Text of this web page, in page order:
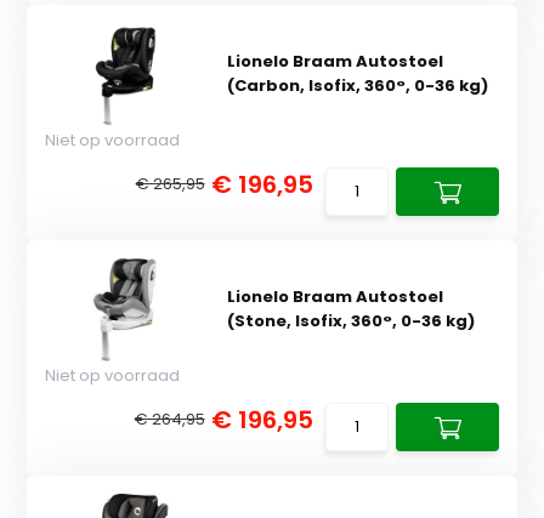
Lionelo Braam Autostoel
(Carbon, Isofix, 360°, 0-36 kg)
Niet op voorraad
€ 265,95 € 196,95
Lionelo Braam Autostoel
(Stone, Isofix, 360°, 0-36 kg)
Niet op voorraad
€ 264,95 € 196,95